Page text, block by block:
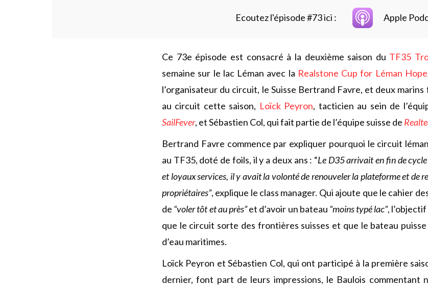
Ecoutez l'épisode #73 ici : Apple
Ce 73e épisode est consacré à la deuxième saison du TF35
semaine sur le lac Léman avec la Realstone Cup for Léman Hope
l’organisateur du circuit, le Suisse Bertrand Favre, et deux
au circuit cette saison, Loïck Peyron, tacticien au sein de
SailFever, et Sébastien Col, qui fait partie de l’équipe suisse de
Bertrand Favre commence par expliquer pourquoi le circuit
au TF35, doté de foils, il y a deux ans : “Le D35 arrivait en fin de
et loyaux services, il y avait la volonté de renouveler la plateforme et de
propriétaires”, explique le class manager. Qui ajoute que le cahier
de “voler tôt et au près”et d’avoir un bateau “moins typé lac”,
que le circuit sorte des frontières suisses et que le bateau
d’eau maritimes.
Loïck Peyron et Sébastien Col, qui ont participé à la première
dernier, font part de leurs impressions, le Baulois commentant